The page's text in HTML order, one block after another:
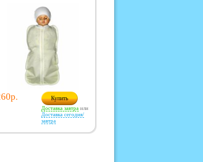
Купить
Доставка завтра или
Доставка сегодня/
завтра